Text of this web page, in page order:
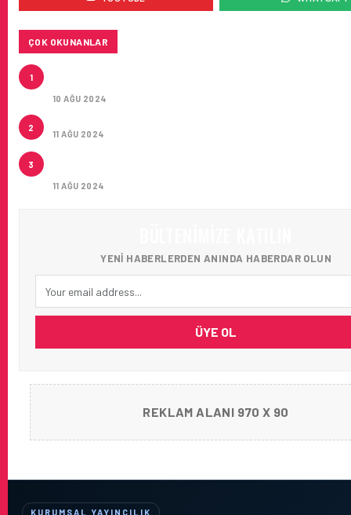
ÇOK OKUNANLAR
1
10 AĞU 2024
2
11 AĞU 2024
3
11 AĞU 2024
YENI HABERLERDEN ANINDA HABERDAR OLUN
ÜYE OL
REKLAM ALANI 970 X 90
KURUMSAL YAYINCILIK